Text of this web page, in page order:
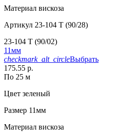
Материал вискоза
Артикул 23-104 T (90/28)
23-104 T (90/02)
11мм
checkmark_alt_circleВыбрать
175.55 р.
По 25 м
Цвет зеленый
Размер 11мм
Материал вискоза